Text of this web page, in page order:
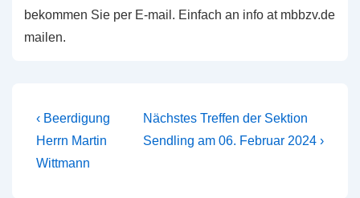
bekommen Sie per E-mail. Einfach an info at mbbzv.de
mailen.
Beitragsnavigation
Vorheriger
Beitrag
ist
‹ Beerdigung
Herrn Martin
Wittmann
Nächster
Beitrag
Nächstes Treffen der Sektion
Sendling am 06. Februar 2024 ›